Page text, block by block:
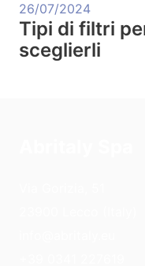
26/07/2024
Tipi di filtri
sceglierli